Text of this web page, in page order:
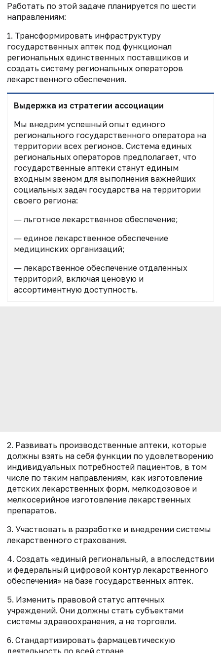
Работать по этой задаче планируется по шести
направлениям:
1. Трансформировать инфраструктуру
государственных аптек под функционал
региональных единственных поставщиков и
создать систему региональных операторов
лекарственного обеспечения.
Выдержка из стратегии ассоциации
Мы внедрим успешный опыт единого
регионального государственного оператора на
территории всех регионов. Система единых
региональных операторов предполагает, что
государственные аптеки станут единым
входным звеном для выполнения важнейших
социальных задач государства на территории
своего региона:
― льготное лекарственное обеспечение;
― единое лекарственное обеспечение
медицинских организаций;
― лекарственное обеспечение отдаленных
территорий, включая ценовую и
ассортиментную доступность.
2. Развивать производственные аптеки, которые
должны взять на себя функции по удовлетворению
индивидуальных потребностей пациентов, в том
числе по таким направлениям, как изготовление
детских лекарственных форм, мелкодозовое и
мелкосерийное изготовление лекарственных
препаратов.
3. Участвовать в разработке и внедрении системы
лекарственного страхования.
4. Создать «единый региональный, а впоследствии
и федеральный цифровой контур лекарственного
обеспечения» на базе государственных аптек.
5. Изменить правовой статус аптечных
учреждений. Они должны стать субъектами
системы здравоохранения, а не торговли.
6. Стандартизировать фармацевтическую